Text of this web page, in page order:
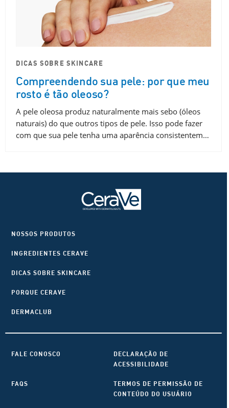
DICAS SOBRE SKINCARE
Compreendendo sua pele: por que meu
rosto é tão oleoso?
A pele oleosa produz naturalmente mais sebo (óleos
naturais) do que outros tipos de pele. Isso pode fazer
com que sua pele tenha uma aparência consistentem…
NOSSOS PRODUTOS
INGREDIENTES CERAVE
DICAS SOBRE SKINCARE
PORQUE CERAVE
DERMACLUB
FALE CONOSCO
DECLARAÇÃO DE
ACESSIBILIDADE
FAQS
TERMOS DE PERMISSÃO DE
CONTEÚDO DO USUÁRIO